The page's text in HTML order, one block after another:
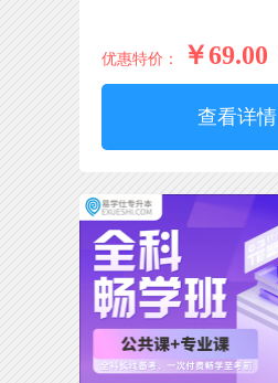
优惠特价： ￥69.00
查看详情